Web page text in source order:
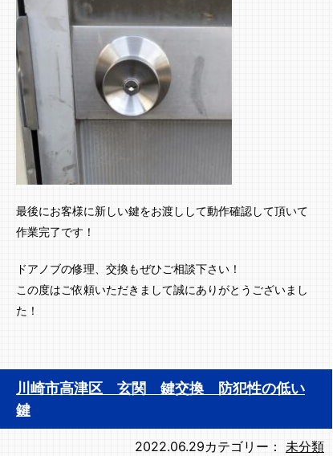
最後にお客様に新しい鍵をお渡しして動作確認して頂いて
作業完了です！
ドアノブの修理、交換もぜひご相談下さい！
この度はご依頼いただきまして誠にありがとうございまし
た！
川崎市高津区 玄関 鍵交換 防犯性の低い
鍵
2022.06.29カテゴリー： 未分類